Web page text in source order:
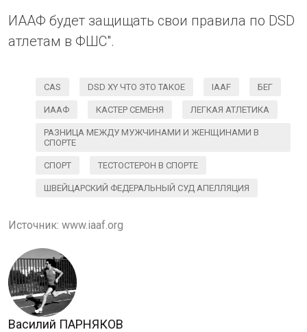
ИААФ будет защищать свои правила по DSD
атлетам в ФШС".
CAS DSD XY ЧТО ЭТО ТАКОЕ IAAF БЕГ
ИААФ КАСТЕР СЕМЕНЯ ЛЕГКАЯ АТЛЕТИКА
РАЗНИЦА МЕЖДУ МУЖЧИНАМИ И ЖЕНЩИНАМИ В
СПОРТЕ
СПОРТ ТЕСТОСТЕРОН В СПОРТЕ
ШВЕЙЦАРСКИЙ ФЕДЕРАЛЬНЫЙ СУД АПЕЛЛЯЦИЯ
Источник: www.iaaf.org
Василий ПАРНЯКОВ